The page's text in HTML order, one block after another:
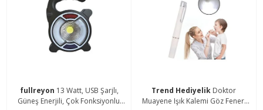
fullreyon 13 Watt, USB Şarjlı,
Güneş Enerjili, Çok Fonksiyonlu,
Trend Hediyelik Doktor
Muayene Işık Kalemi Göz Feneri